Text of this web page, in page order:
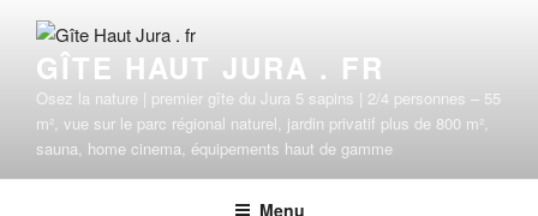
contenu
principal
GÎTE HAUT JURA . FR
Osez la nature | premier gîte du Jura 5 sapins | 2/4 personnes – 55
m², vue sur le parc régional naturel, jardin privatif plus de 800 m²,
sauna, home cinema, équipements haut de gamme
Menu